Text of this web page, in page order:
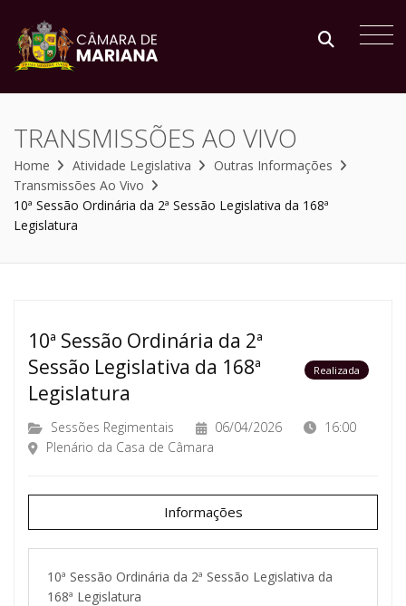
TRANSMISSÕES AO VIVO
Home Atividade Legislativa
Outras Informações
Transmissões Ao Vivo
10ª Sessão Ordinária da 2ª Sessão Legislativa da 168ª
Legislatura
10ª Sessão Ordinária da 2ª
Sessão Legislativa da 168ª
Legislatura
Realizada
Sessões Regimentais 06/04/2026
16:00
Plenário da Casa de Câmara
Informações
10ª Sessão Ordinária da 2ª Sessão Legislativa da
168ª Legislatura